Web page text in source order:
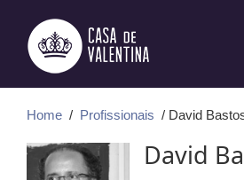
conteúdo
Home / Profissionais / David
David